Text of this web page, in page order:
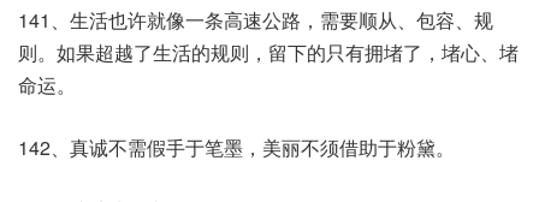
141、生活也许就像一条高速公路，需要顺从、包容、规
则。如果超越了生活的规则，留下的只有拥堵了，堵心、堵
命运。
142、真诚不需假手于笔墨，美丽不须借助于粉黛。